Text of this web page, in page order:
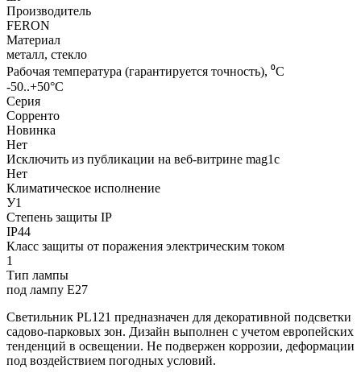
Производитель
FERON
Материал
металл, стекло
Рабочая температура (гарантируется точность), ⁰С
-50..+50°C
Серия
Сорренто
Новинка
Нет
Исключить из публикации на веб-витрине mag1c
Нет
Климатическое исполнение
У1
Степень защиты IP
IP44
Класс защиты от поражения электрическим током
1
Тип лампы
под лампу Е27
Светильник PL121 предназначен для декоративной подсветки
садово-парковых зон. Дизайн выполнен с учетом европейских
тенденций в освещении. Не подвержен коррозии, деформации
под воздействием погодных условий.